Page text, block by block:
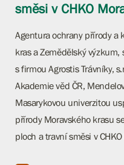
směsi v CHKO
Agentura ochrany přírody a
kras a Zemědělský výzkum,
s firmou Agrostis Trávníky,
Akademie věd ČR,
Masarykovou univerzitou
přírody Moravského krasu
ploch a travní směsi v